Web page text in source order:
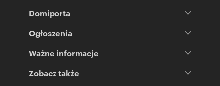
Domiporta
Ogłoszenia
Ważne informacje
Zobacz także